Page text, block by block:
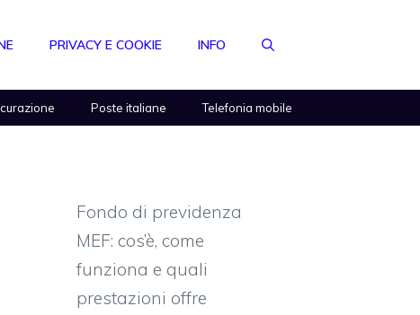
PRIVACY E COOKIE INFO
Poste italiane Telefonia mobile
Fondo di previdenza
MEF: cos’è, come
funziona e quali
prestazioni offre